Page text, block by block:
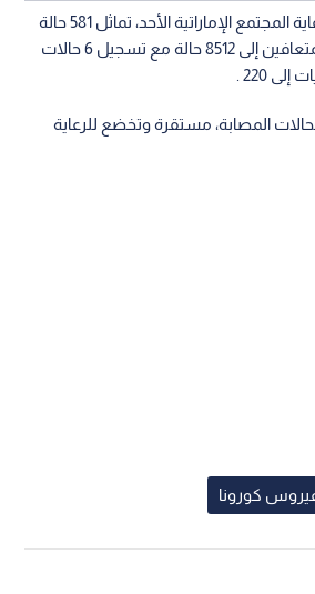
وأعلنت وزارة الصحة ووقاية المجتمع الإماراتية الأحد، تماثل 581 حالة
للشفاء ليرتفع إجمالي المتعافين إلى 8512 حالة مع تسجيل 6 حالات
220 .
المصابة، مستقرة وتخضع للرعاية
كورونا